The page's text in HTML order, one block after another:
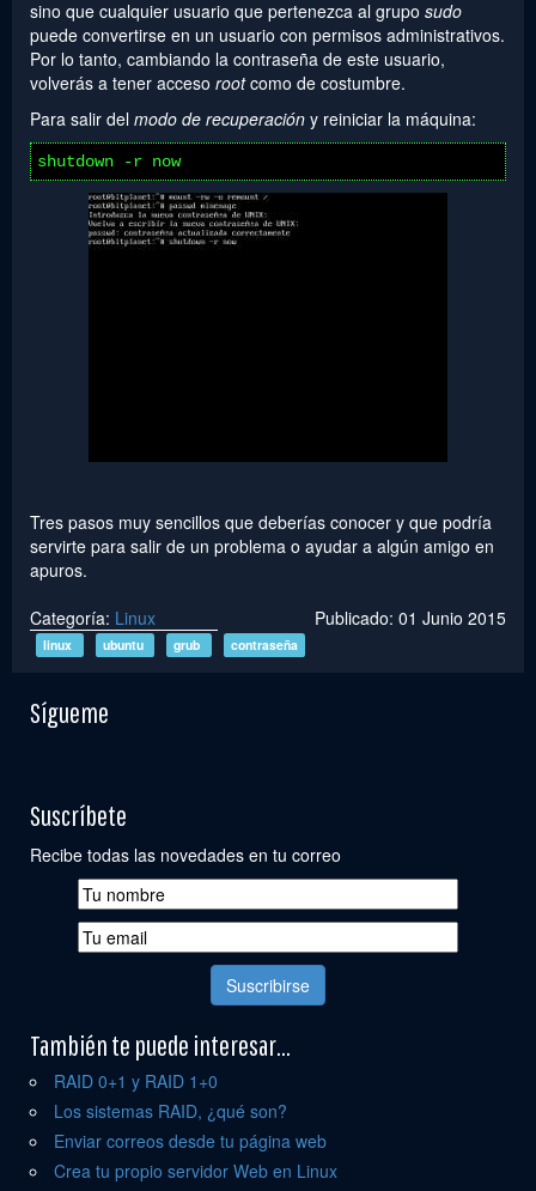
sino que cualquier usuario que pertenezca al grupo sudo
puede convertirse en un usuario con permisos administrativos.
Por lo tanto, cambiando la contraseña de este usuario,
volverás a tener acceso rootcomo de costumbre.
Para salir del modo de recuperación y reiniciar la máquina:
shutdown -r now
Tres pasos muy sencillos que deberías conocer y que podría
servirte para salir de un problema o ayudar a algún amigo en
apuros.
Categoría: Linux Publicado: 01 Junio 2015
linux ubuntu grub contraseña
Sígueme
Suscríbete
Recibe todas las novedades en tu correo
También te puede interesar...
RAID 0+1 y RAID 1+0
Los sistemas RAID, ¿qué son?
Enviar correos desde tu página web
Crea tu propio servidor Web en Linux